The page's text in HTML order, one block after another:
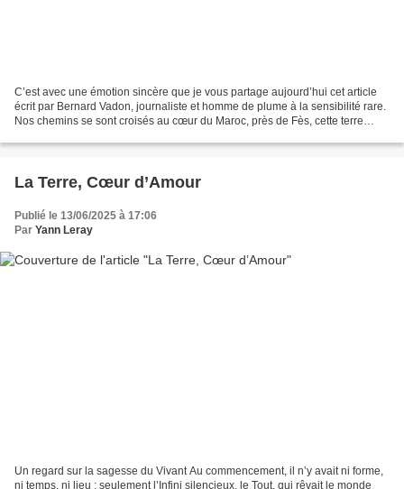
C’est avec une émotion sincère que je vous partage aujourd’hui cet article
écrit par Bernard Vadon, journaliste et homme de plume à la sensibilité rare.
Nos chemins se sont croisés au cœur du Maroc, près de Fès, cette terre
La Terre, Cœur d’Amour
Publié le 13/06/2025 à 17:06
Par Yann Leray
Un regard sur la sagesse du Vivant Au commencement, il n’y avait ni forme,
ni temps, ni lieu ; seulement l’Infini silencieux, le Tout, qui rêvait le monde